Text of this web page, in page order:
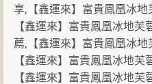
享,【鑫運來】富貴鳳凰冰
【鑫運來】富貴鳳凰冰地
薦,【鑫運來】富貴鳳凰冰
【鑫運來】富貴鳳凰冰地
【鑫運來】富貴鳳凰冰地